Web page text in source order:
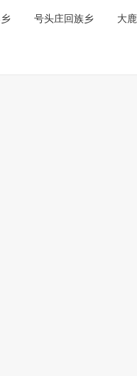
号头庄回族乡 大